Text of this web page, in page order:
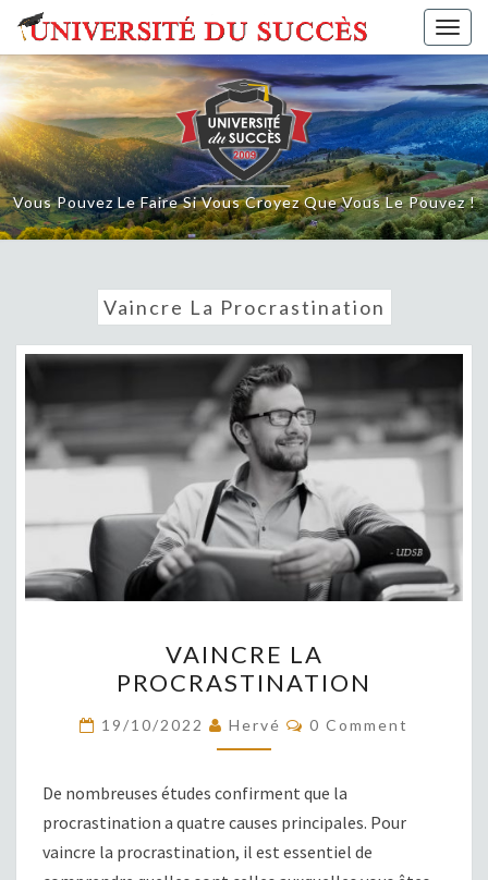
Skip
content
Vous Pouvez Le Faire Si Vous Croyez Que Vous Le Pouvez !
Vaincre La Procrastination
LA
PROCRASTINATION
VAINCRE LA
PROCRASTINATION
19/10/2022 Hervé COMMENTS
0 Comment
De nombreuses études confirment que la
procrastination a quatre causes principales. Pour
vaincre la procrastination, il est essentiel de